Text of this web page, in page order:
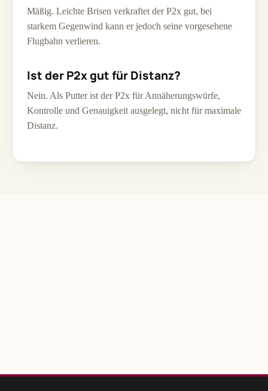
Mäßig. Leichte Brisen verkraftet der P2x gut, bei
starkem Gegenwind kann er jedoch seine vorgesehene
Flugbahn verlieren.
Ist der P2x gut für Distanz?
Nein. Als Putter ist der P2x für Annäherungswürfe,
Kontrolle und Genauigkeit ausgelegt, nicht für maximale
Distanz.